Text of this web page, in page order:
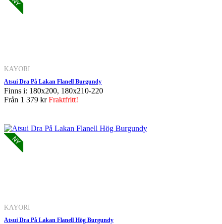
KAYORI
Atsui Dra På Lakan Flanell Burgundy
Finns i: 180x200, 180x210-220
Från 1 379 krFraktfritt!
KAYORI
Atsui Dra På Lakan Flanell Hög Burgundy